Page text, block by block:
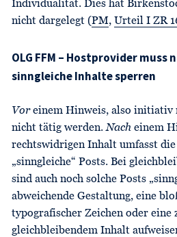
Individualität. Dies hat
nicht dargelegt (PM, Urteil I ZR
OLG FFM – Hostprovider muss
sinngleiche Inhalte sperren
Voreinem Hinweis, also initiativ
nicht tätig werden.Nach einem
rechtswidrigen Inhalt umfasst
„sinngleiche“ Posts. Bei
sind auch noch solche Posts
abweichende Gestaltung, eine
typografischer Zeichen oder eine
gleichbleibendem Inhalt